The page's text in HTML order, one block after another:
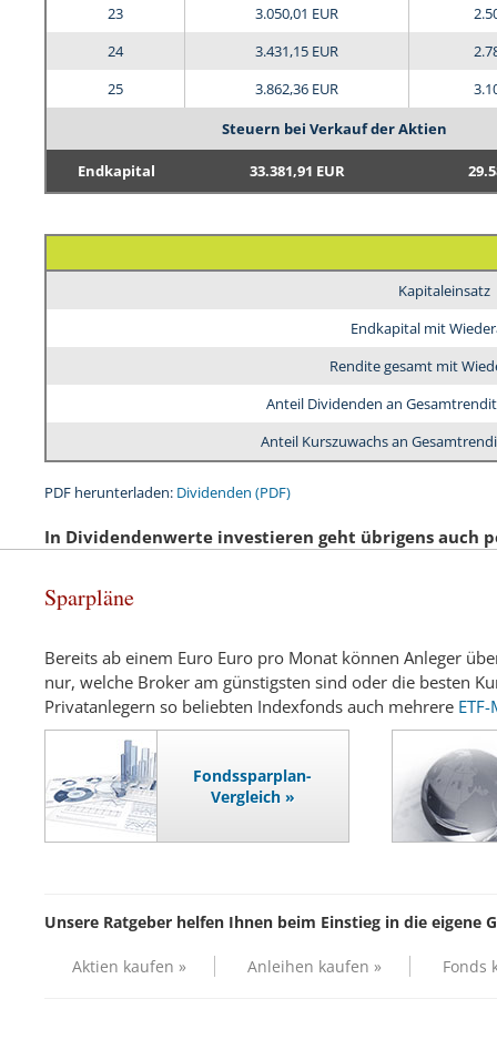
23
3.050,01 EUR
24
3.431,15 EUR
25
3.862,36 EUR
Steuern bei Verkauf der Aktien
Endkapital 33.381,91 EUR
Kapitaleinsatz
Endkapital mit
Rendite gesamt mit
Anteil Dividenden an
Anteil Kurszuwachs an
PDF herunterladen: Dividenden (PDF)
In Dividendenwerte investieren geht übrigens auch
Sparpläne
Bereits ab einem Euro Euro pro Monat können Anleger
nur, welche Broker am günstigsten sind oder die besten
Privatanlegern so beliebten Indexfonds auch mehrere
Fondssparplan-
Vergleich »
Unsere Ratgeber helfen Ihnen beim Einstieg in die eigene
Aktien kaufen » Anleihen kaufen » Fonds